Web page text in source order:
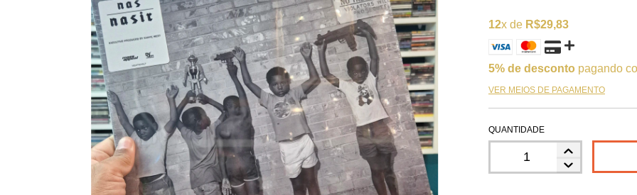
12x de R$29,83
5% de desconto pagando
VER MEIOS DE PAGAMENTO
QUANTIDADE